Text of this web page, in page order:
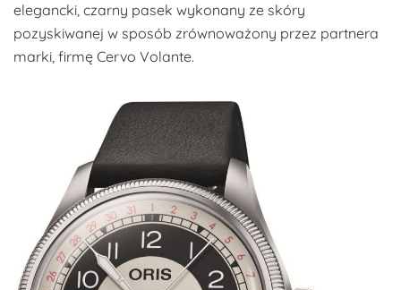
elegancki, czarny pasek wykonany ze skóry
pozyskiwanej w sposób zrównoważony przez partnera
marki, firmę Cervo Volante.